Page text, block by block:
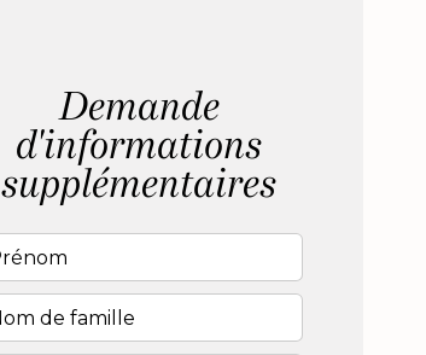
Demande
d'informations
supplémentaires